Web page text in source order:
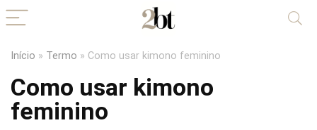
Início » Termo » Como usar kimono feminino
Como usar kimono
feminino